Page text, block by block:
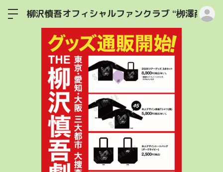
柳沢慎吾オフィシャルファンクラブ “栁澤商店”